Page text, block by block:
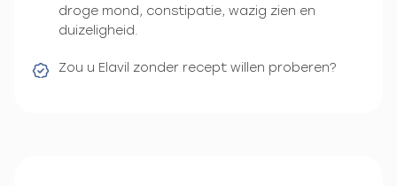
droge mond, constipatie, wazig zien en
duizeligheid.
Zou u Elavil zonder recept willen proberen?